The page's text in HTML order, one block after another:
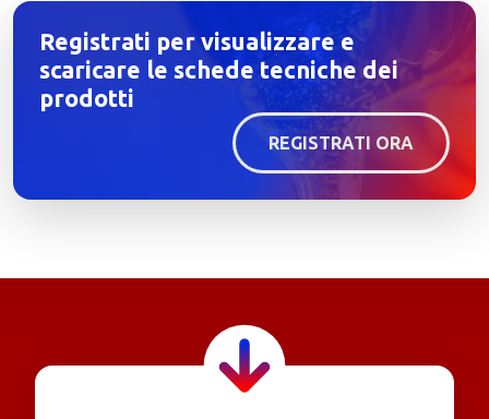
Registrati per visualizzare e
scaricare le schede tecniche dei
prodotti
REGISTRATI ORA